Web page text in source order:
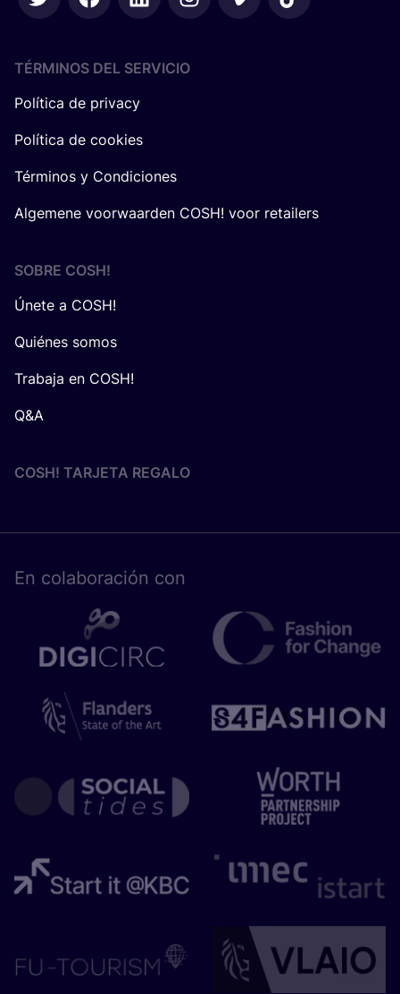
TÉRMINOS DEL SERVICIO
Política de privacy
Política de cookies
Términos y Condiciones
Algemene voorwaarden COSH! voor retailers
SOBRE COSH!
Únete a COSH!
Quiénes somos
Trabaja en COSH!
Q&A
COSH! TARJETA REGALO
En cola­bo­ra­ción con